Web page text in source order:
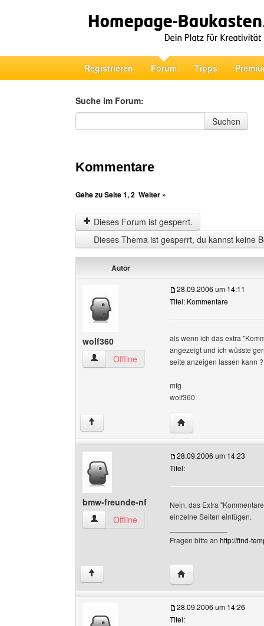
Registrieren Forum Tipps
Suche im Forum:
Suche im Forum
Suchen
Kommentare
Gehe zu Seite1,2 Weiter »
Dieses Forum ist gesperrt.
Dieses Thema ist gesperrt, du kannst keine
Autor
wolf360
wolf360 Benutzer-Profile anzeigen
Offline
28.09.2006 um 14:11
Titel: Kommentare
als wenn ich das extra
angezeigt und ich wüsste
seite anzeigen lassen kann
mfg
wolf360
↑ Website dieses
bmw-freunde-nf
bmw-freunde-nf Benutzer-Profile anzeigen
Offline
28.09.2006 um 14:23
Titel:
Nein, das Extra
einzelne Seiten einfügen.
Fragen bitte an http://find-
↑ Website dieses
28.09.2006 um 14:26
Titel: